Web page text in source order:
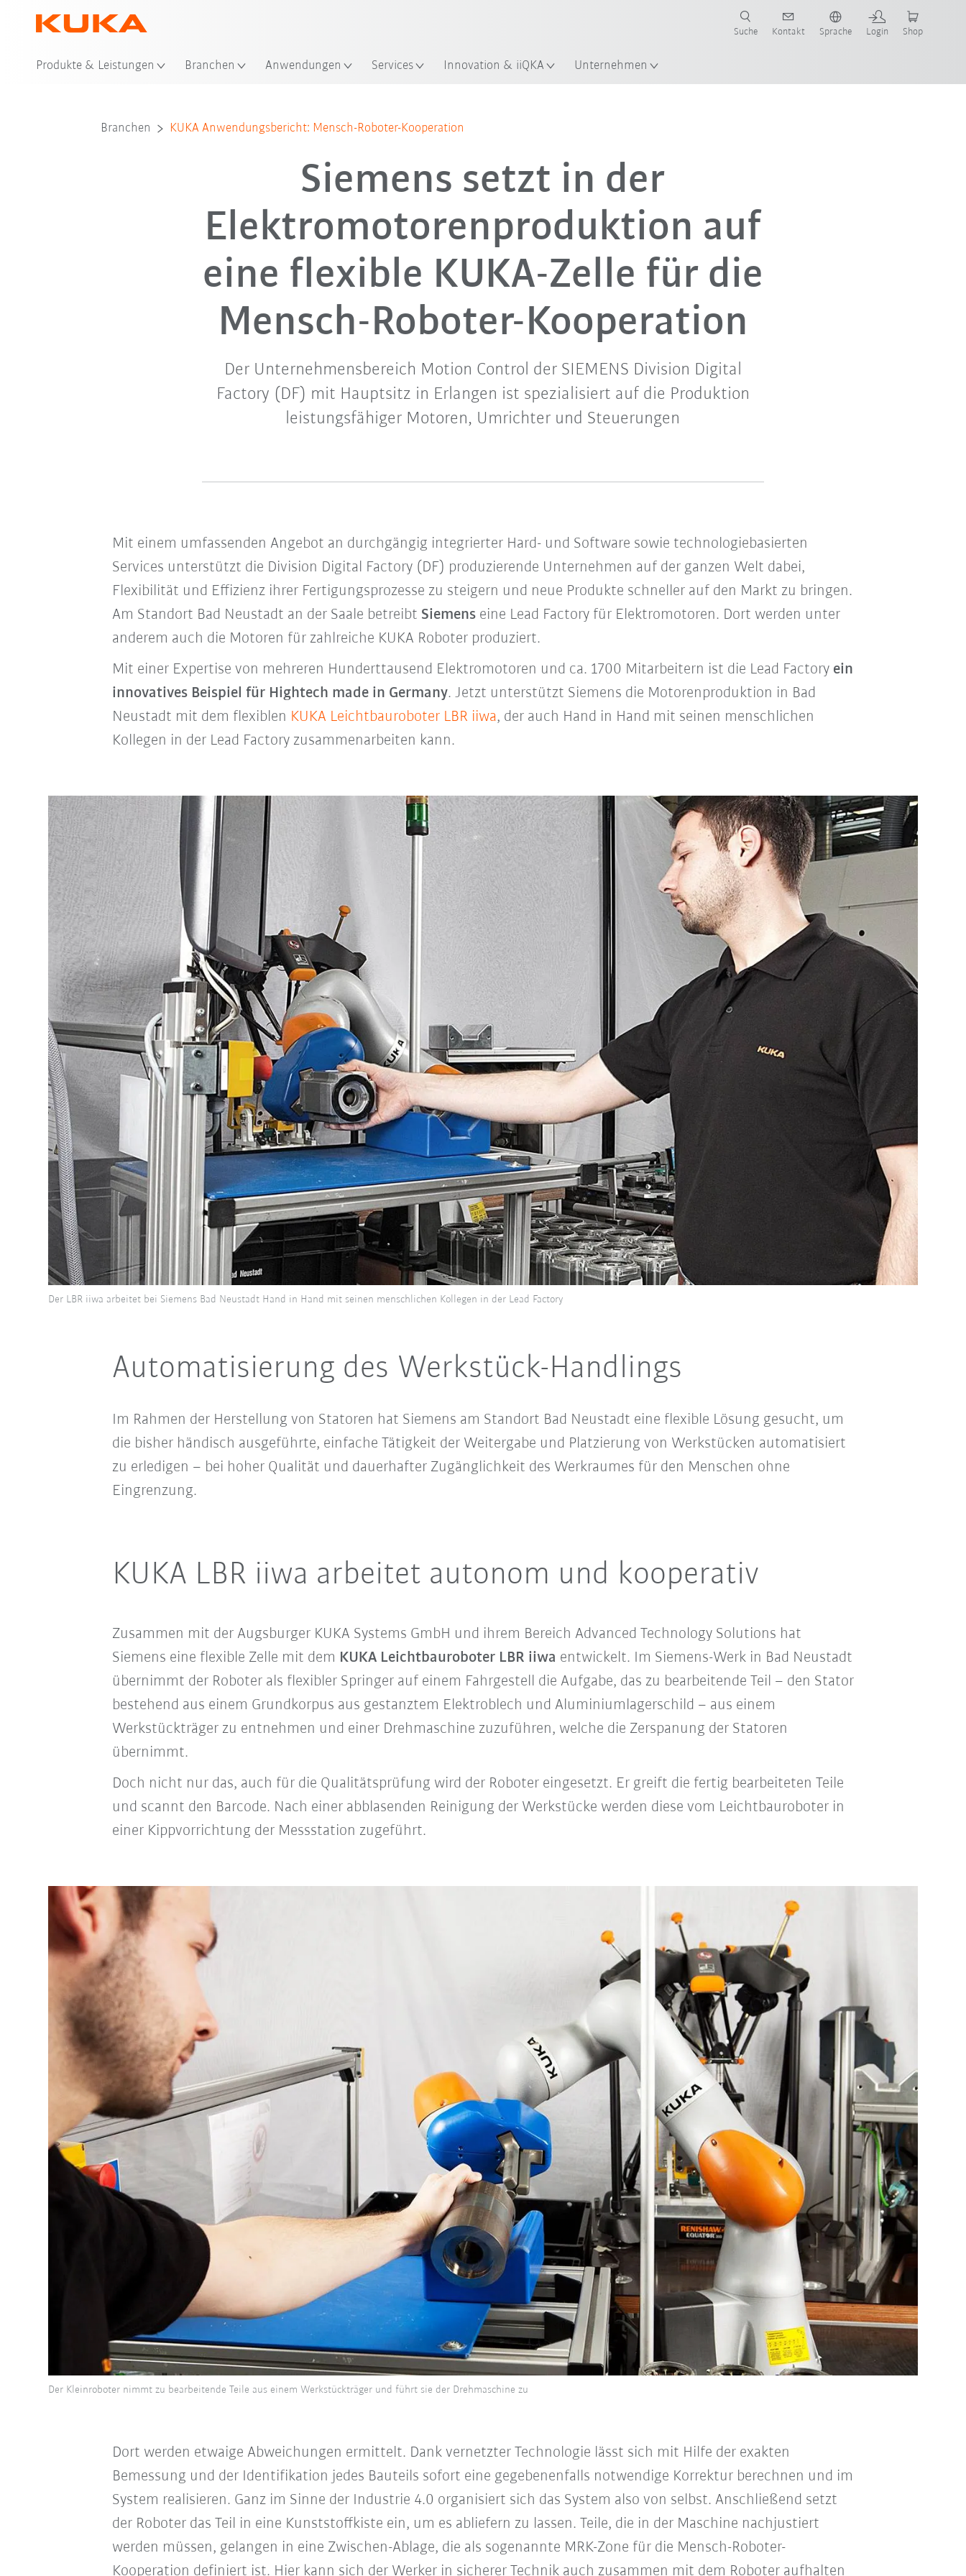
Produkte & Leistungen Branchen Anwendungen Services Innovation & iiQKA Unternehmen
Suche Kontakt Sprache Login Shop
Alle System Partner
Branchen KUKA Anwendungsbericht: Mensch-Roboter-Kooperation
Siemens setzt in der
Elektromotorenproduktion auf
eine flexible KUKA-Zelle für die
Mensch-Roboter-Kooperation
Der Unternehmensbereich Motion Control der SIEMENS Division Digital
Factory (DF) mit Hauptsitz in Erlangen ist spezialisiert auf die Produktion
leistungsfähiger Motoren, Umrichter und Steuerungen
Mit einem umfassenden Angebot an durchgängig integrierter Hard- und Software sowie technologiebasierten
Services unterstützt die Division Digital Factory (DF) produzierende Unternehmen auf der ganzen Welt dabei,
Flexibilität und Effizienz ihrer Fertigungsprozesse zu steigern und neue Produkte schneller auf den Markt zu bringen.
Am Standort Bad Neustadt an der Saale betreibt Siemenseine Lead Factory für Elektromotoren. Dort werden unter
anderem auch die Motoren für zahlreiche KUKA Roboter produziert.
Mit einer Expertise von mehreren Hunderttausend Elektromotoren und ca. 1700 Mitarbeitern ist die Lead Factory ein
innovatives Beispiel für Hightech made in Germany. Jetzt unterstützt Siemens die Motorenproduktion in Bad
Neustadt mit dem flexiblen KUKA Leichtbauroboter LBR iiwa, der auch Hand in Hand mit seinen menschlichen
Kollegen in der Lead Factory zusammenarbeiten kann.
Der LBR iiwa arbeitet bei Siemens Bad Neustadt Hand in Hand mit seinen menschlichen Kollegen in der Lead Factory
Automatisierung des Werkstück-Handlings
Im Rahmen der Herstellung von Statoren hat Siemens am Standort Bad Neustadt eine flexible Lösung gesucht, um
die bisher händisch ausgeführte, einfache Tätigkeit der Weitergabe und Platzierung von Werkstücken automatisiert
zu erledigen – bei hoher Qualität und dauerhafter Zugänglichkeit des Werkraumes für den Menschen ohne
Eingrenzung.
KUKA LBR iiwa arbeitet autonom und kooperativ
Zusammen mit der Augsburger KUKA Systems GmbH und ihrem Bereich Advanced Technology Solutions hat
Siemens eine flexible Zelle mit dem KUKA Leichtbauroboter LBR iiwa entwickelt. Im Siemens-Werk in Bad Neustadt
übernimmt der Roboter als flexibler Springer auf einem Fahrgestell die Aufgabe, das zu bearbeitende Teil – den Stator
bestehend aus einem Grundkorpus aus gestanztem Elektroblech und Aluminiumlagerschild – aus einem
Werkstückträger zu entnehmen und einer Drehmaschine zuzuführen, welche die Zerspanung der Statoren
übernimmt.
Doch nicht nur das, auch für die Qualitätsprüfung wird der Roboter eingesetzt. Er greift die fertig bearbeiteten Teile
und scannt den Barcode. Nach einer abblasenden Reinigung der Werkstücke werden diese vom Leichtbauroboter in
einer Kippvorrichtung der Messstation zugeführt.
Der Kleinroboter nimmt zu bearbeitende Teile aus einem Werkstückträger und führt sie der Drehmaschine zu
Dort werden etwaige Abweichungen ermittelt. Dank vernetzter Technologie lässt sich mit Hilfe der exakten
Bemessung und der Identifikation jedes Bauteils sofort eine gegebenenfalls notwendige Korrektur berechnen und im
System realisieren. Ganz im Sinne der Industrie 4.0 organisiert sich das System also von selbst. Anschließend setzt
der Roboter das Teil in eine Kunststoffkiste ein, um es abliefern zu lassen. Teile, die in der Maschine nachjustiert
werden müssen, gelangen in eine Zwischen-Ablage, die als sogenannte MRK-Zone für die Mensch-Roboter-
Kooperation definiert ist. Hier kann sich der Werker in sicherer Technik auch zusammen mit dem Roboter aufhalten